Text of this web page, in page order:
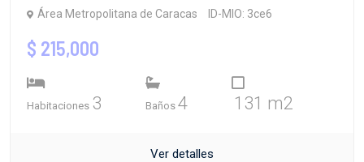
Área Metropolitana de Caracas ID-MIO: 3ce6
$ 215,000
Habitaciones 3 Baños 4 131 m2
Ver detalles